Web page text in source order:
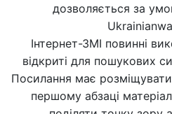
дозволяється за
Інтернет-ЗМІ повинні
відкриті для пошукових
Посилання має
першому абзаці